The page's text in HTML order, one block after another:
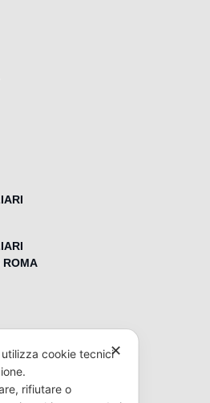
ROMA
✕
cookie tecnici
rifiutare o